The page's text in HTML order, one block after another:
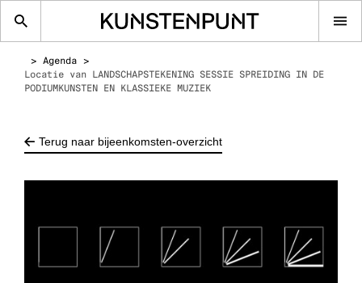
Agenda
Locatie van LANDSCHAPSTEKENING SESSIE SPREIDING IN DE
PODIUMKUNSTEN EN KLASSIEKE MUZIEK
Terug naar bijeenkomsten-overzicht